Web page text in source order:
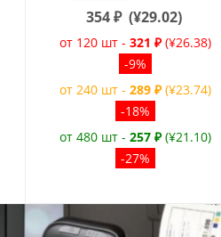
354₽ (¥29.02)
от 120 шт -321 ₽ (¥26.38)
-9%
от 240 шт -289 ₽ (¥23.74)
-18%
от 480 шт -257 ₽ (¥21.10)
-27%